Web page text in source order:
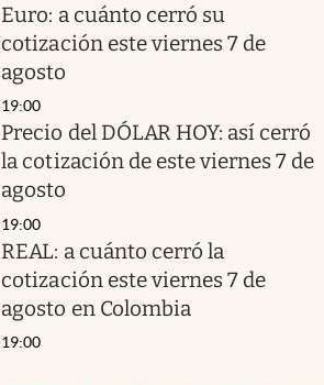
Euro: a cuánto cerró su
cotización este viernes 7 de
agosto
19:00
Precio del DÓLAR HOY: así cerró
la cotización de este viernes 7 de
agosto
19:00
REAL: a cuánto cerró la
cotización este viernes 7 de
agosto en Colombia
19:00